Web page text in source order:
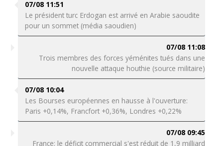
07/08 11:51
Le président turc Erdogan est arrivé en Arabie saoudite
pour un sommet (média saoudien)
07/08 11:08
Trois membres des forces yéménites tués dans une
nouvelle attaque houthie (source militaire)
07/08 10:04
Les Bourses européennes en hausse à l'ouverture:
Paris +0,14%, Francfort +0,36%, Londres +0,22%
07/08 09:45
France: le déficit commercial s'est réduit de 1,9 milliard